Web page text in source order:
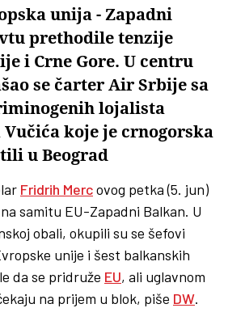
unija - Zapadni
prethodile tenzije
i Crne Gore. U centru
se čarter Air Srbije sa
lojalista
koje je crnogorska
u Beograd
Fridrih Mercovog petka (5. jun)
samitu EU-Zapadni Balkan. U
obali, okupili su se šefovi
unije i šest balkanskih
da se pridruže EU, ali uglavnom
na prijem u blok, piše DW.